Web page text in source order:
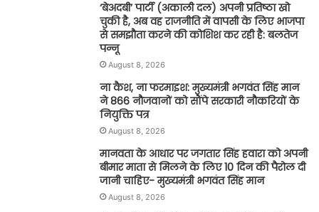
‘बेअदबी’ पार्टी (अकाली दल) अपनी प्रतिष्ठा खो
चुकी है, अब वह राजनीति में वापसी के लिए भाजपा
से समझौता करने की कोशिश कर रही है: बलतेज
पन्नू
August 8, 2026
ना कैश, ना फरमाइश: मुख्यमंत्री भगवंत सिंह मान
ने 866 नौजवानों को सौंपे सरकारी नौकरियों के
नियुक्ति पत्र
August 8, 2026
मानवता के आधार पर जगतार सिंह हवारा को अपनी
बीमार माता से मिलने के लिए 10 दिन की पैरोल दी
जानी चाहिए- मुख्यमंत्री भगवंत सिंह मान
August 8, 2026